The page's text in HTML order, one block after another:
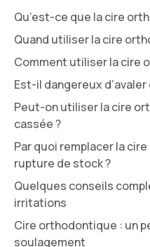
Qu’est-ce que la cire
Quand utiliser la cire
Comment utiliser la cire
Est-il dangereux
Peut-on utiliser la cire
cassée ?
Par quoi remplacer la
rupture de stock ?
Quelques conseils
irritations
Cire orthodontique : un
soulagement